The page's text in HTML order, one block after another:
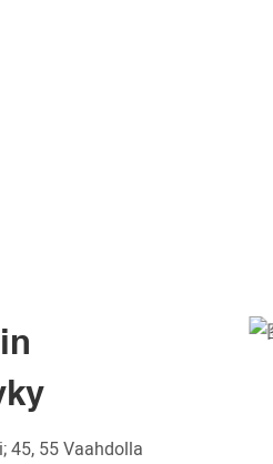
45, 55 Vaahdolla